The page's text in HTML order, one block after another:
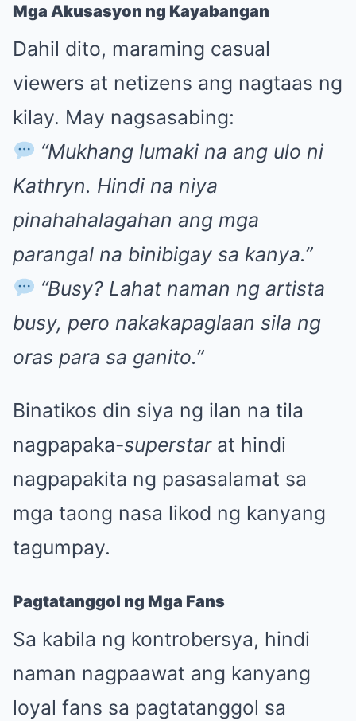
Mga Akusasyon ng Kayabangan
Dahil dito, maraming casual
viewers at netizens ang nagtaas ng
kilay. May nagsasabing:
“Mukhang lumaki na ang ulo ni
Kathryn. Hindi na niya
pinahahalagahan ang mga
parangal na binibigay sa kanya.”
“Busy? Lahat naman ng artista
busy, pero nakakapaglaan sila ng
oras para sa ganito.”
Binatikos din siya ng ilan na tila
nagpapaka-superstarat hindi
nagpapakita ng pasasalamat sa
mga taong nasa likod ng kanyang
tagumpay.
Pagtatanggol ng Mga Fans
Sa kabila ng kontrobersya, hindi
naman nagpaawat ang kanyang
loyal fans sa pagtatanggol sa